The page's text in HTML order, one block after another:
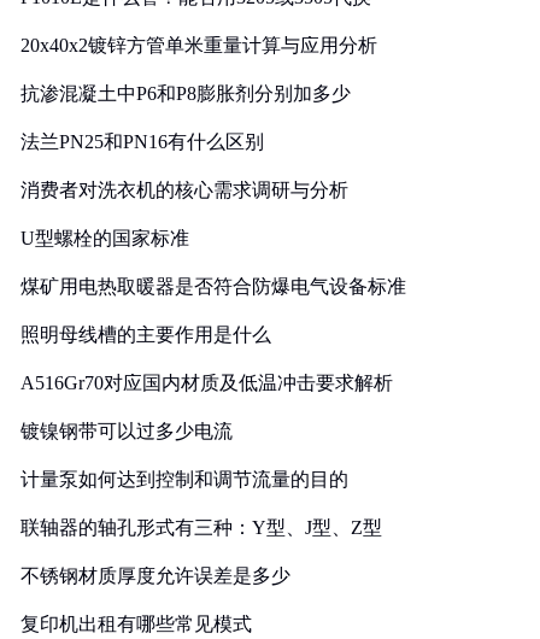
20x40x2镀锌方管单米重量计算与应用分析
抗渗混凝土中P6和P8膨胀剂分别加多少
法兰PN25和PN16有什么区别
消费者对洗衣机的核心需求调研与分析
U型螺栓的国家标准
煤矿用电热取暖器是否符合防爆电气设备标准
照明母线槽的主要作用是什么
A516Gr70对应国内材质及低温冲击要求解析
镀镍钢带可以过多少电流
计量泵如何达到控制和调节流量的目的
联轴器的轴孔形式有三种：Y型、J型、Z型
不锈钢材质厚度允许误差是多少
复印机出租有哪些常见模式